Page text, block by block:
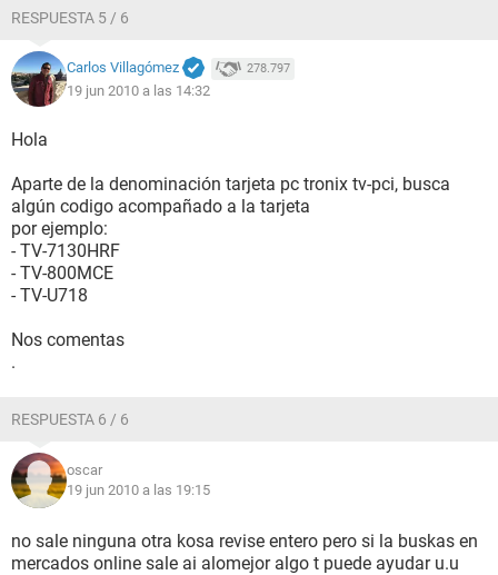
DMI Fabricante del motherboard ECS
DMI Nombre del motherboard P4M800PRO-M
DMI Versión del motherboard 1.0
DMI Número de serie del motherboard [ TRIAL VERSION ]
DMI Fabricante del chasis ECS
DMI Versión del chasis 1.0
DMI Identificador del chasis [ TRIAL VERSION ]
DMI Tipo de chasis Desktop Case
DMI Sockets de memoria Total / Libres 2 / 1
--------[ DMI ]---------------------------------------------------------------------------------------
Fabricante American Megatrends Inc.
Fecha de salida 12/14/2006
Tamaño 512 KB
Dispositivos de arranque Floppy Disk, Hard Disk, CD-ROM,
ATAPI ZIP, LS-120
Funciones disponibles Flash BIOS, Shadow BIOS, Selectable
RESPUESTA 5 / 6
Carlos Villagómez 278.797
19 jun 2010 a las 14:32
Hola
Aparte de la denominación tarjeta pc tronix tv-pci, busca
algún codigo acompañado a la tarjeta
por ejemplo:
- TV-7130HRF
- TV-800MCE
- TV-U718
Nos comentas
.
RESPUESTA 6 / 6
oscar
19 jun 2010 a las 19:15
no sale ninguna otra kosa revise entero pero si la buskas en
mercados online sale ai alomejor algo t puede ayudar u.u